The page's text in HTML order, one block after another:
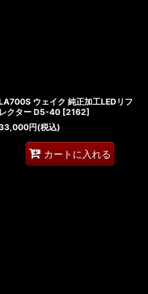
ウェイク 純正加工LEDリフ
レクター D5-40 [2162]
円(税込)
カートに入れる